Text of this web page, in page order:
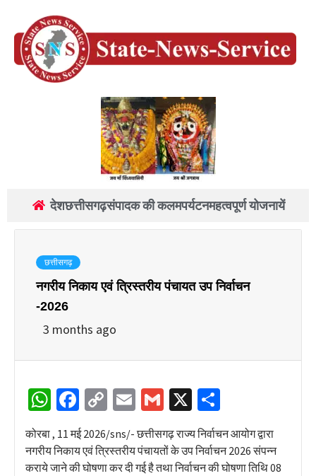
देशछत्तीसगढ़संपादक की कलमपर्यटनमहत्वपूर्ण योजनायें
छत्तीसगढ़
नगरीय निकाय एवं त्रिस्तरीय पंचायत उप निर्वाचन
-2026
3 months ago
WhatsApp
Facebook
CopyEmailGmail
X
कोरबा , 11 मई 2026/sns/- छत्तीसगढ़ राज्य निर्वाचन आयोग द्वारा
नगरीय निकाय एवं त्रिस्तरीय पंचायतों के उप निर्वाचन 2026 संपन्न
कराये जाने की घोषणा कर दी गई है तथा निर्वाचन की घोषणा तिथि 08